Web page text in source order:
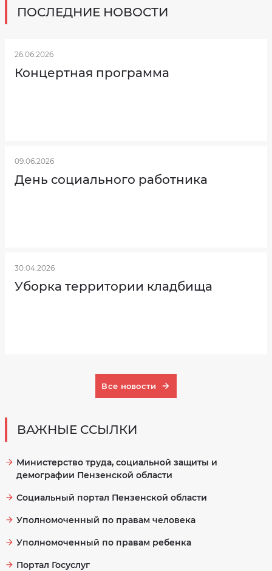
ПОСЛЕДНИЕ НОВОСТИ
26.06.2026
Концертная программа
09.06.2026
День социального работника
30.04.2026
Уборка территории кладбища
Все новости
ВАЖНЫЕ ССЫЛКИ
Министерство труда, социальной защиты и
демографии Пензенской области
Социальный портал Пензенской области
Уполномоченный по правам человека
Уполномоченный по правам ребенка
Портал Госуслуг